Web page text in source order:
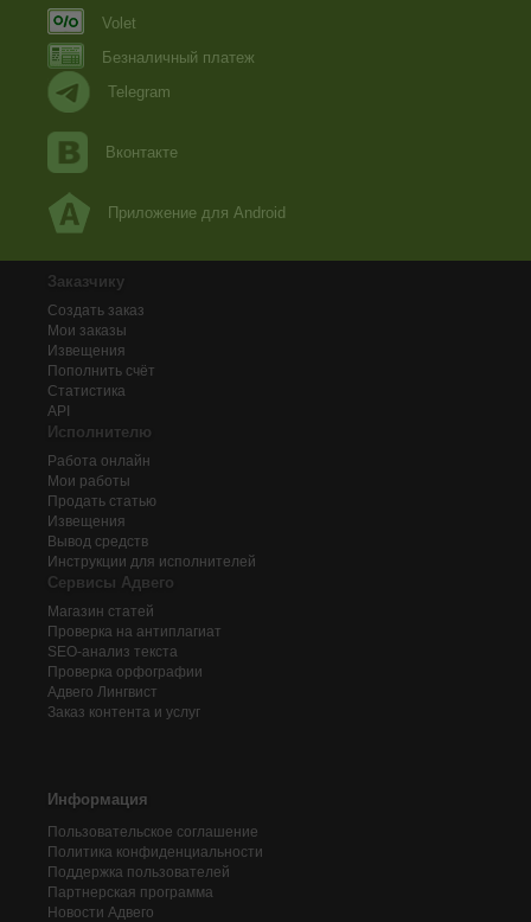
Volet
Безналичный платеж
Telegram
Вконтакте
Приложение для Android
Заказчику
Создать заказ
Мои заказы
Извещения
Пополнить счёт
Статистика
API
Исполнителю
Работа онлайн
Мои работы
Продать статью
Извещения
Вывод средств
Инструкции для исполнителей
Сервисы Адвего
Магазин статей
Проверка на антиплагиат
SEO-анализ текста
Проверка орфографии
Адвего Лингвист
Заказ контента и услуг
Информация
Пользовательское соглашение
Политика конфиденциальности
Поддержка пользователей
Партнерская программа
Новости Адвего